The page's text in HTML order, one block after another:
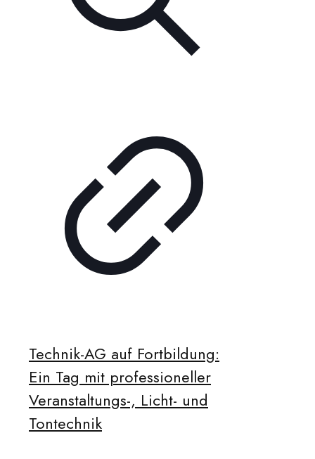
Technik-AG auf Fortbildung:
Ein Tag mit professioneller
Veranstaltungs-, Licht- und
Tontechnik